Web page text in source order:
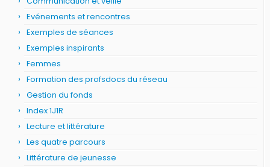
Evénements et rencontres
Exemples de séances
Exemples inspirants
Femmes
Formation des profsdocs du réseau
Gestion du fonds
Index 1J1R
Lecture et littérature
Les quatre parcours
Littérature de jeunesse